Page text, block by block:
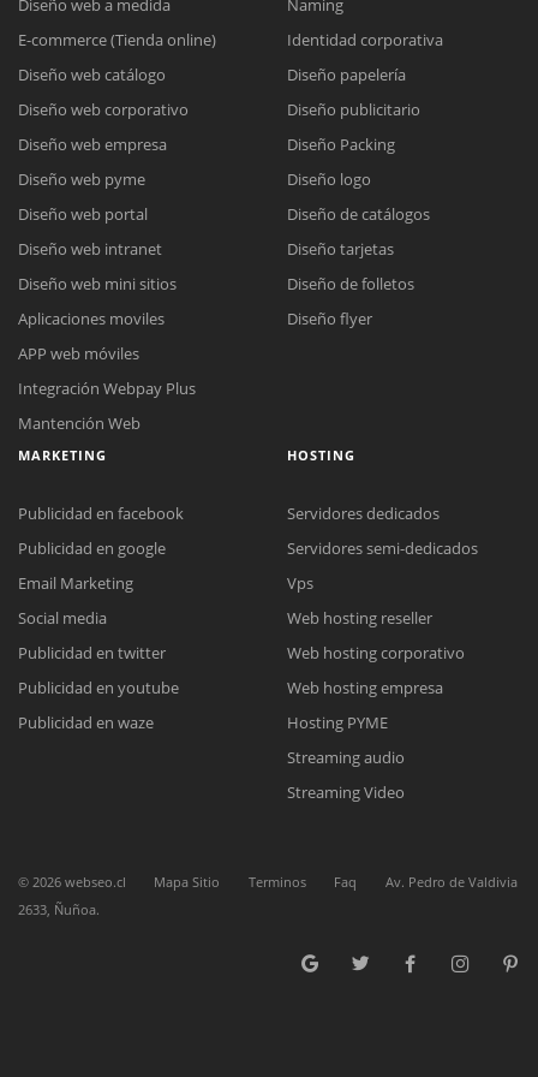
Reunión online
Nuestros ejecutivos le enviarán un correo electrónico con el enlace a
Meet para la reunión online.
Cotización
Complete el formulario y nos contactaremos a la brevedad.
Chat Online
para enviarnos un correo electrónico con sus datos personales.
E-commerce (Tienda online)
Diseño web catálogo
Diseño web corporativo
Diseño web empresa
Diseño web pyme
Diseño web portal
Diseño web intranet
Diseño web mini sitios
Aplicaciones moviles
APP web móviles
Integración Webpay Plus
Mantención Web
Identidad corporativa
Diseño papelería
Diseño publicitario
Diseño Packing
Diseño logo
Diseño de catálogos
Diseño tarjetas
Diseño de folletos
Diseño flyer
MARKETING
Publicidad en facebook
Publicidad en google
Email Marketing
Social media
Publicidad en twitter
Publicidad en youtube
Publicidad en waze
HOSTING
Servidores dedicados
Servidores semi-dedicados
Vps
Web hosting reseller
Web hosting corporativo
Web hosting empresa
Hosting PYME
Streaming audio
Streaming Video
© 2026 webseo.cl Mapa Sitio Terminos Faq
Av. Pedro de Valdivia
2633, Ñuñoa.